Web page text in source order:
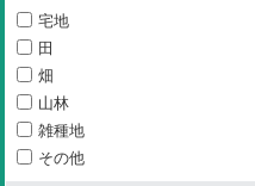
宅地
田
畑
山林
雑種地
その他